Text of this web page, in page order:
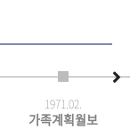
1971.02.
가족계획월보